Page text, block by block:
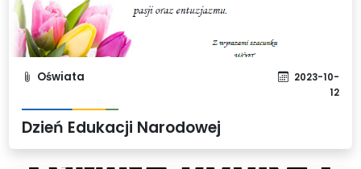
Oświata
2023-10-
12
Dzień Edukacji Narodowej